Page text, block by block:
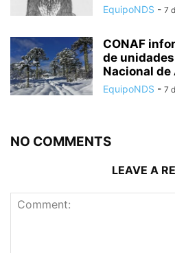
EquipoNDS - 7
CONAF
de
Nacional de
EquipoNDS - 7
NO COMMENTS
LEAVE A